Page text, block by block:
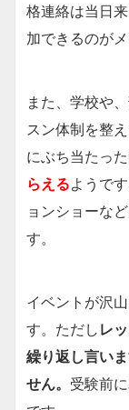
格連絡は当日
加できるのが
また、学校や
スン体制を整
にぶち当たった
らえるようで
ョンショーな
す。
イベントが沢
す。ただし レ
繰り返し言い
せん。 受験前